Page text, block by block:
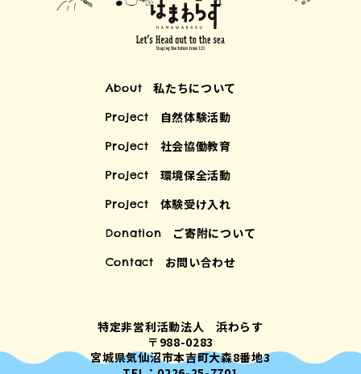
About 私たちについて
Project 自然体験活動
Project 社会協働教育
Project 環境保全活動
Project 体験受け入れ
Donation ご寄附について
Contact お問い合わせ
特定非営利活動法人 浜わらす
〒988-0283
宮城県気仙沼市本吉町大森8番地3